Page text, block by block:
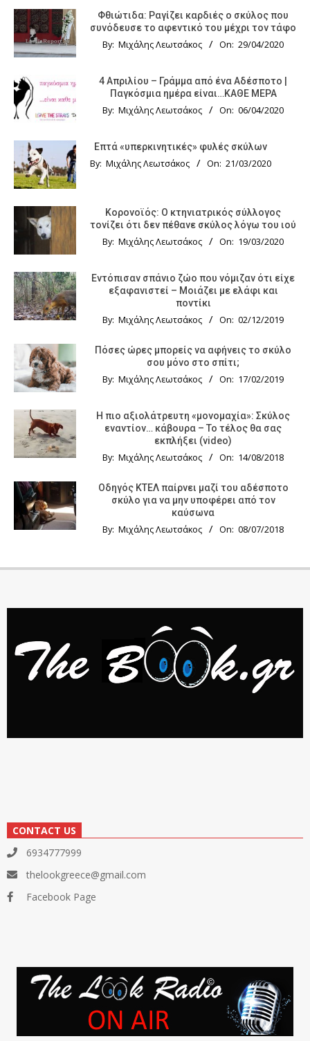
Φθιώτιδα: Ραγίζει καρδιές ο σκύλος που
συνόδευσε το αφεντικό του μέχρι τον τάφο
By: Μιχάλης Λεωτσάκος On: 29/04/2020
4 Απριλίου – Γράμμα από ένα Αδέσποτο |
Παγκόσμια ημέρα είναι…ΚΑΘΕ ΜΕΡΑ
By: Μιχάλης Λεωτσάκος On: 06/04/2020
Επτά «υπερκινητικές» φυλές σκύλων
By: Μιχάλης Λεωτσάκος On: 21/03/2020
Κορονοϊός: Ο κτηνιατρικός σύλλογος
τονίζει ότι δεν πέθανε σκύλος λόγω του ιού
By: Μιχάλης Λεωτσάκος On: 19/03/2020
Εντόπισαν σπάνιο ζώο που νόμιζαν ότι είχε
εξαφανιστεί – Μοιάζει με ελάφι και
ποντίκι
By: Μιχάλης Λεωτσάκος On: 02/12/2019
Πόσες ώρες μπορείς να αφήνεις το σκύλο
σου μόνο στο σπίτι;
By: Μιχάλης Λεωτσάκος On: 17/02/2019
Η πιο αξιολάτρευτη «μονομαχία»: Σκύλος
εναντίον… κάβουρα – Το τέλος θα σας
εκπλήξει (video)
By: Μιχάλης Λεωτσάκος On: 14/08/2018
Οδηγός KTΕΛ παίρνει μαζί του αδέσποτο
σκύλο για να μην υποφέρει από τον
καύσωνα
By: Μιχάλης Λεωτσάκος On: 08/07/2018
CONTACT US
6934777999
thelookgreece@gmail.com
Facebook Page